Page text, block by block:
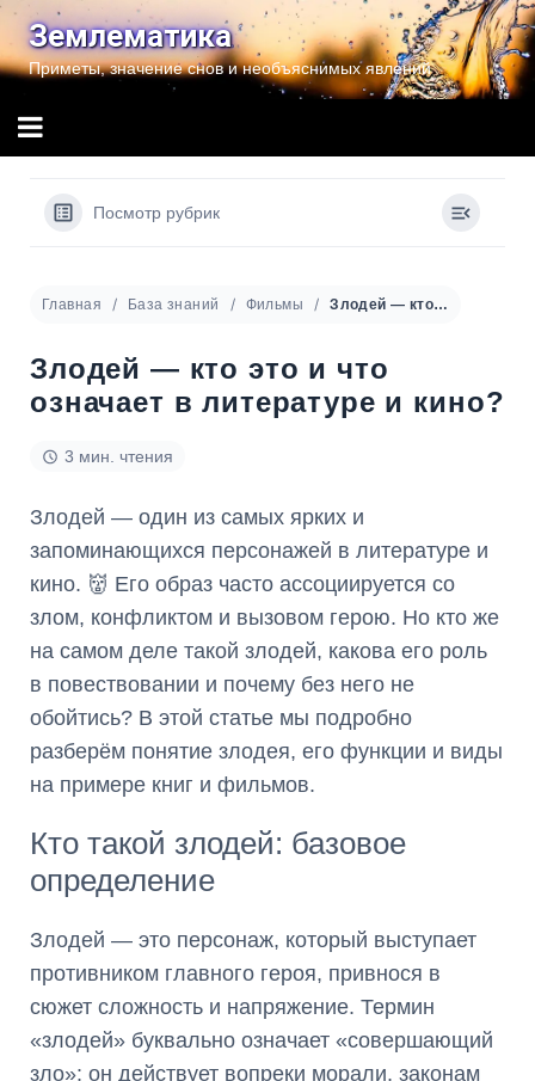
Перейти
содержимому
Землематика
Приметы, значение снов и необъяснимых явлений
Посмотр рубрик
Главная База знаний Фильмы Злодей — кто это и что означает в литературе и кино?
Злодей — кто это и что
означает в литературе и кино?
3 мин. чтения
Злодей — один из самых ярких и
запоминающихся персонажей в литературе и
кино. 👹 Его образ часто ассоциируется со
злом, конфликтом и вызовом герою. Но кто же
на самом деле такой злодей, какова его роль
в повествовании и почему без него не
обойтись? В этой статье мы подробно
разберём понятие злодея, его функции и виды
на примере книг и фильмов.
Кто такой злодей: базовое
определение
Злодей — это персонаж, который выступает
противником главного героя, привнося в
сюжет сложность и напряжение. Термин
«злодей» буквально означает «совершающий
зло»: он действует вопреки морали, законам